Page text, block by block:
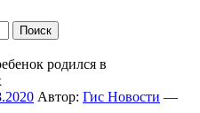
родился в
Автор: Гис Новости —